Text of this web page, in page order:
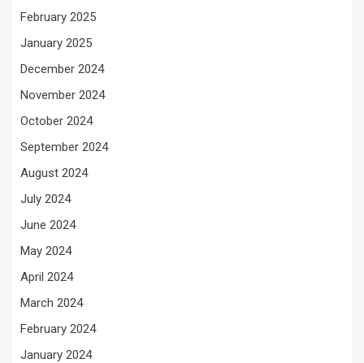
February 2025
January 2025
December 2024
November 2024
October 2024
September 2024
August 2024
July 2024
June 2024
May 2024
April 2024
March 2024
February 2024
January 2024